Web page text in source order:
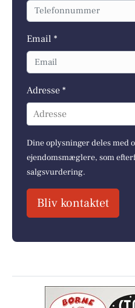
Email *
Adresse *
Adresse
Dine oplysninger deles med
ejendomsmæglere, som
salgsvurdering.
Bliv kontaktet